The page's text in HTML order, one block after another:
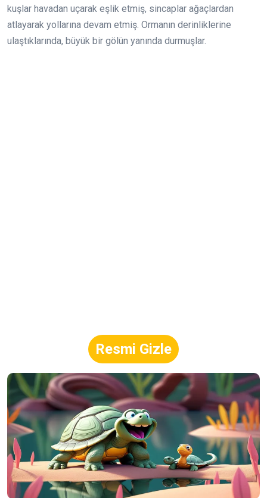
kuşlar havadan uçarak eşlik etmiş, sincaplar ağaçlardan
atlayarak yollarına devam etmiş. Ormanın derinliklerine
ulaştıklarında, büyük bir gölün yanında durmuşlar.
Resmi Gizle